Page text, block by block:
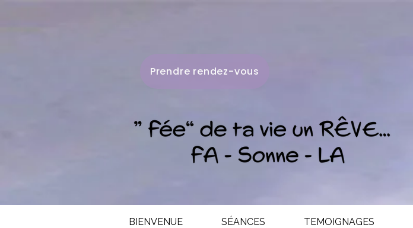
Prendre rendez-vous
BIENVENUE SÉANCES TEMOIGNAGES